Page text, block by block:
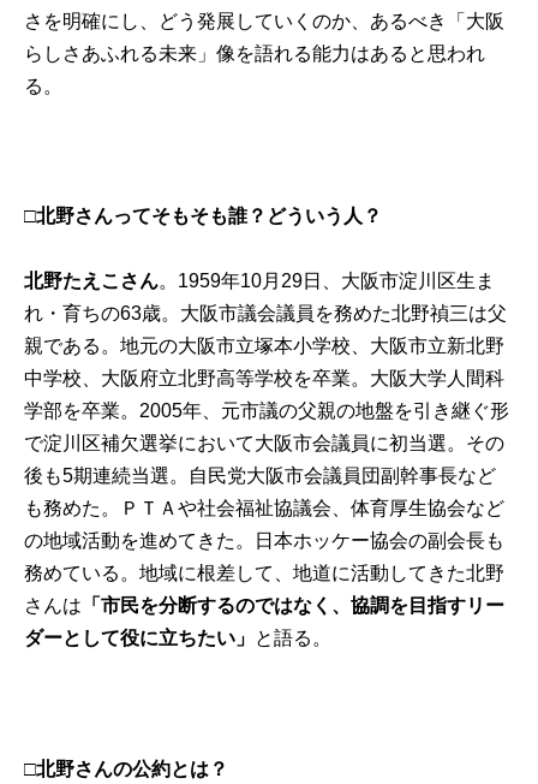
さを明確にし、どう発展していくのか、あるべき「大阪
らしさあふれる未来」像を語れる能力はあると思われ
る。
□北野さんってそもそも誰？どういう人？
北野たえこさん。1959年10月29日、大阪市淀川区生ま
れ・育ちの63歳。大阪市議会議員を務めた北野禎三は父
親である。地元の大阪市立塚本小学校、大阪市立新北野
中学校、大阪府立北野高等学校を卒業。大阪大学人間科
学部を卒業。2005年、元市議の父親の地盤を引き継ぐ形
で淀川区補欠選挙において大阪市会議員に初当選。その
後も5期連続当選。自民党大阪市会議員団副幹事長など
も務めた。ＰＴＡや社会福祉協議会、体育厚生協会など
の地域活動を進めてきた。日本ホッケー協会の副会長も
務めている。地域に根差して、地道に活動してきた北野
さんは 「市民を分断するのではなく、協調を目指すリー
ダーとして役に立ちたい」 と語る。
□北野さんの公約とは？